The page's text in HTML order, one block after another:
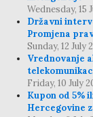
Wednesday, 15
Državni
Promjena
Sunday, 12 July
Vrednovanje
Friday, 10 July
Kupon od 5%
Hercegovine